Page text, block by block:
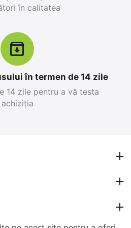
19%
în calitatea
în termen de 14 zile
14 zile pentru a vă testa
achiziția